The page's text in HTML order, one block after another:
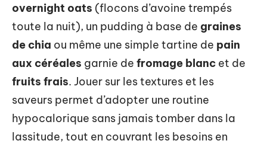
overnight oats (flocons d’avoine trempés
toute la nuit), un pudding à base de graines
de chia ou même une simple tartine de pain
aux céréales garnie de fromage blanc et de
fruits frais. Jouer sur les textures et les
saveurs permet d’adopter une routine
hypocalorique sans jamais tomber dans la
lassitude, tout en couvrant les besoins en